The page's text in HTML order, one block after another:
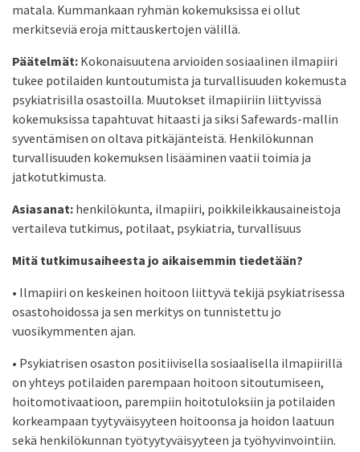
matala. Kummankaan ryhmän kokemuksissa ei ollut
merkitseviä eroja mittauskertojen välillä.
Päätelmät: Kokonaisuutena arvioiden sosiaalinen ilmapiiri
tukee potilaiden kuntoutumista ja turvallisuuden kokemusta
psykiatrisilla osastoilla. Muutokset ilmapiiriin liittyvissä
kokemuksissa tapahtuvat hitaasti ja siksi Safewards-mallin
syventämisen on oltava pitkäjänteistä. Henkilökunnan
turvallisuuden kokemuksen lisääminen vaatii toimia ja
jatkotutkimusta.
Asiasanat: henkilökunta, ilmapiiri, poikkileikkausaineistoja
vertaileva tutkimus, potilaat, psykiatria, turvallisuus
Mitä tutkimusaiheesta jo aikaisemmin tiedetään?
• Ilmapiiri on keskeinen hoitoon liittyvä tekijä psykiatrisessa
osastohoidossa ja sen merkitys on tunnistettu jo
vuosikymmenten ajan.
• Psykiatrisen osaston positiivisella sosiaalisella ilmapiirillä
on yhteys potilaiden parempaan hoitoon sitoutumiseen,
hoitomotivaatioon, parempiin hoitotuloksiin ja potilaiden
korkeampaan tyytyväisyyteen hoitoonsa ja hoidon laatuun
sekä henkilökunnan työtyytyväisyyteen ja työhyvinvointiin.